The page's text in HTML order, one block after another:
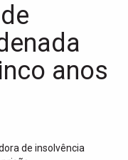
v
anos